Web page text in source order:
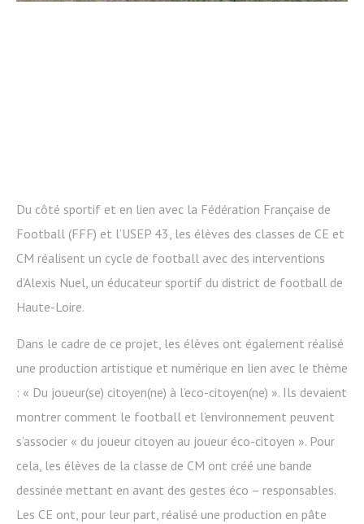
Du côté sportif et en lien avec la Fédération Française de
Football (FFF) et l’USEP 43, les élèves des classes de CE et
CM réalisent un cycle de football avec des interventions
d’Alexis Nuel, un éducateur sportif du district de football de
Haute-Loire.
Dans le cadre de ce projet, les élèves ont également réalisé
une production artistique et numérique en lien avec le thème
: « Du joueur(se) citoyen(ne) à l’eco-citoyen(ne) ». Ils devaient
montrer comment le football et l’environnement peuvent
s’associer « du joueur citoyen au joueur éco-citoyen ». Pour
cela, les élèves de la classe de CM ont créé une bande
dessinée mettant en avant des gestes éco – responsables.
Les CE ont, pour leur part, réalisé une production en pâte